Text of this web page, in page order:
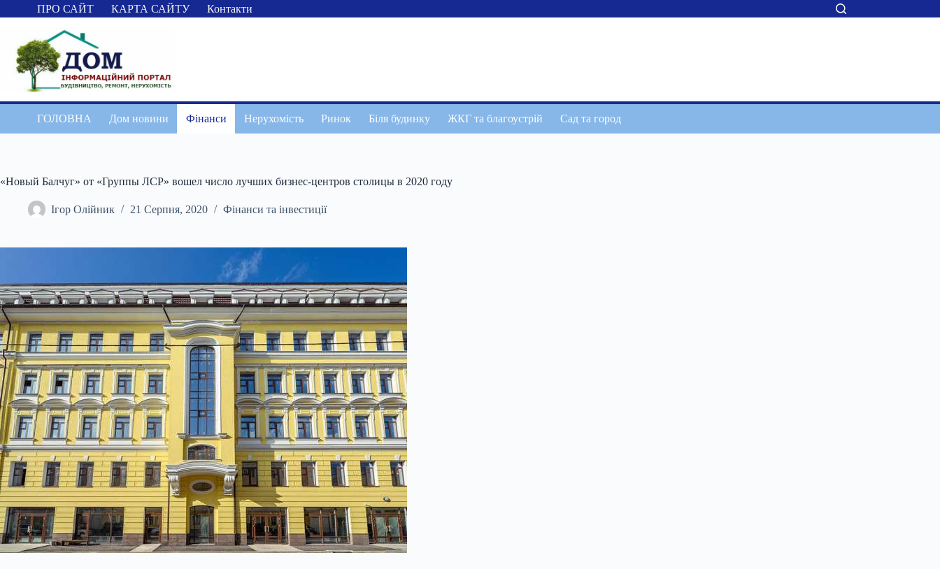
Перейти
до
ПРО САЙТ КАРТА САЙТУ Контакти
ГОЛОВНА Дом новини Фінанси Нерухомість Ринок Біля будинку ЖКГ та благоустрій Сад та город
«Новый Балчуг» от «Группы ЛСР» вошел число лучших бизнес-центров столицы в 2020 году
Ігор Олійник 21 Серпня, 2020 Фінанси та інвестиції